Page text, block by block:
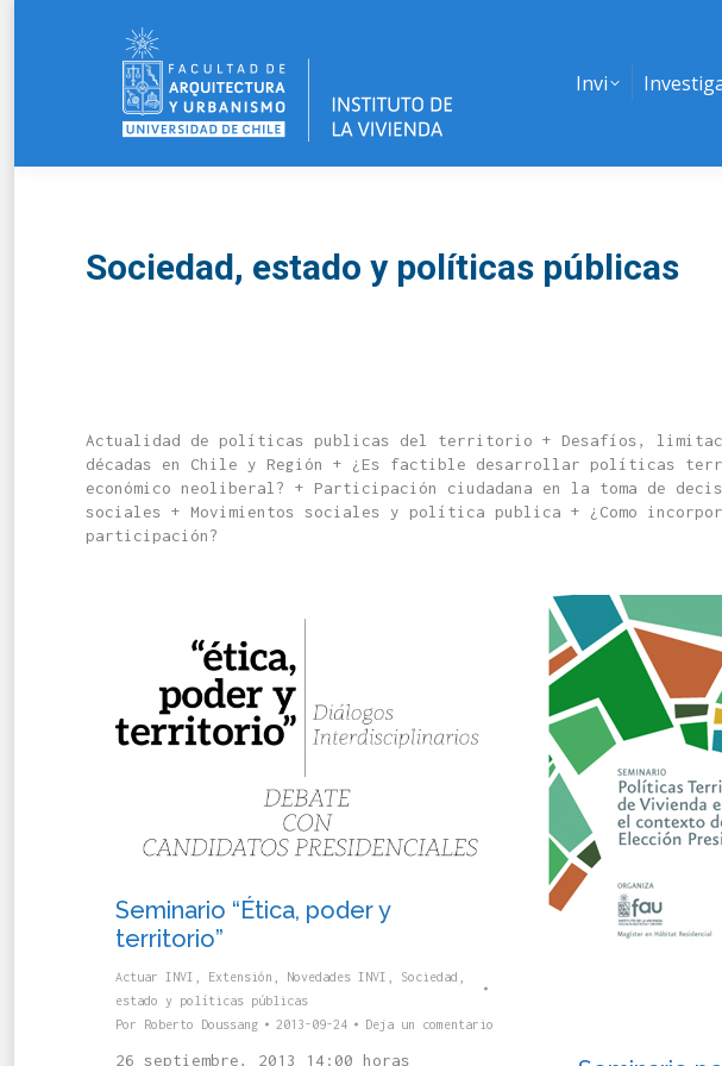
Invi
Sociedad, estado y políticas públicas
Actualidad de políticas publicas del territorio + Desafíos,
décadas en Chile y Región + ¿Es factible desarrollar políticas
económico neoliberal? + Participación ciudadana en la toma de
sociales + Movimientos sociales y política publica + ¿Como
participación?
Seminario “Ética, poder y
territorio”
Actuar INVI Extensión Novedades INVI
Sociedad,
estado y políticas públicas
Por Roberto Doussang 2013-09-24 Deja un comentario
26 septiembre, 2013 14:00 horas